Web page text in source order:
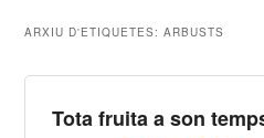
ARXIU D'ETIQUETES: ARBUSTS
Tota fruita a son